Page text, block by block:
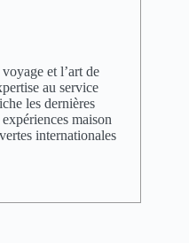
et l’art de
au service
les dernières
maison
internationales